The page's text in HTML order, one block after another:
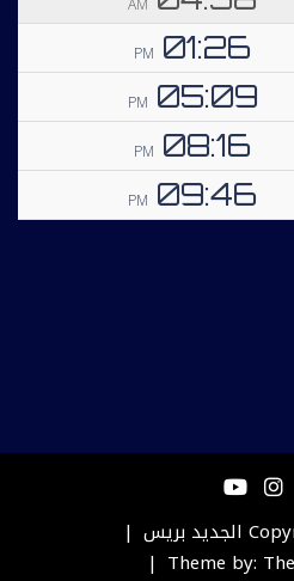
الجديد بريس
Theme by: